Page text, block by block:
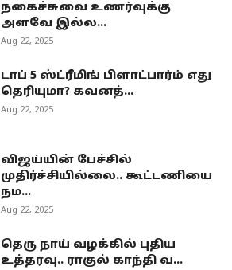
நகைச்சுவை உணர்வுக்கு
அளவே இல்ல...
Aug 22, 2025
டாப் 5 ஸ்ட்ரீமிங் பிளாட்பார்ம் எது
தெரியுமா? கவனத்...
Aug 22, 2025
விஜய்யின் பேச்சில்
முதிர்ச்சியில்லை.. கூட்டணியை
நம...
Aug 22, 2025
தெரு நாய் வழக்கில் புதிய
உத்தரவு.. ராகுல் காந்தி வ...